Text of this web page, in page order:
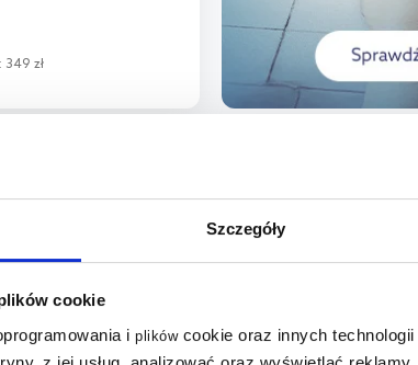
Szczegóły
cookie
i plikówcookie oraz innych technologii
349 zł
koszyka